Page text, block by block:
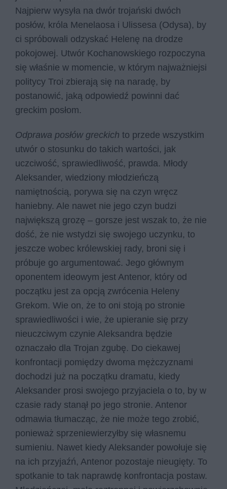
Najpierw wysyła na dwór trojański dwóch
posłów, króla Menelaosa i Ulissesa (Odysa), by
ci spróbowali odzyskać Helenę na drodze
pokojowej. Utwór Kochanowskiego rozpoczyna
się właśnie w momencie, w którym najważniejsi
politycy Troi zbierają się na naradę, by
postanowić, jaką odpowiedź powinni dać
greckim posłom.
Odprawa posłów greckich to przede wszystkim
utwór o stosunku do takich wartości, jak
uczciwość, sprawiedliwość, prawda. Młody
Aleksander, wiedziony młodzieńczą
namiętnością, porywa się na czyn wręcz
haniebny. Ale nawet nie jego czyn budzi
największą grozę – gorsze jest wszak to, że nie
dość, że nie wstydzi się swojego uczynku, to
jeszcze wobec królewskiej rady, broni się i
próbuje go argumentować. Jego głównym
oponentem ideowym jest Antenor, który od
początku jest za opcją zwrócenia Heleny
Grekom. Wie on, że to oni stoją po stronie
sprawiedliwości i wie, że upieranie się przy
nieuczciwym czynie Aleksandra będzie
oznaczało dla Trojan zgubę. Do ciekawej
konfrontacji pomiędzy dwoma mężczyznami
dochodzi już na początku dramatu, kiedy
Aleksander prosi swojego przyjaciela o to, by w
czasie rady stanął po jego stronie. Antenor
odmawia tłumacząc, że nie może tego zrobić,
ponieważ sprzeniewierzyłby się własnemu
sumieniu. Nawet kiedy Aleksander powołuje się
na ich przyjaźń, Antenor pozostaje nieugięty. To
spotkanie to tak naprawdę konfrontacja postaw.